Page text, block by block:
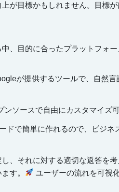
が目標かもしれません。目標が
、目的に合ったプラットフォ
が提供するツールで、自然
ンソースで自由にカスタマイズ可
ドで簡単に作れるので、ビジネ
、それに対する適切な返答を
す。
ユーザーの流れを可視